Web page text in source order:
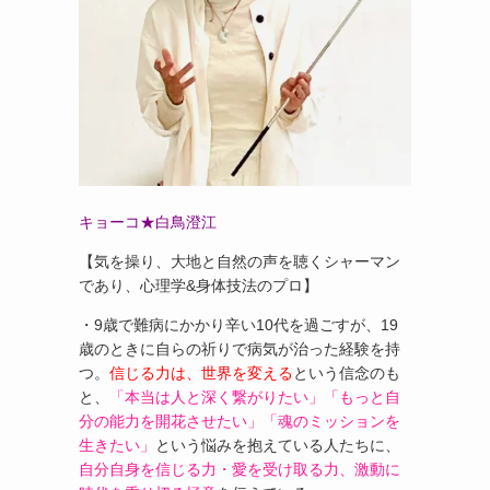
キョーコ★白鳥澄江
【気を操り、大地と自然の声を聴くシャーマン
であり、心理学&身体技法のプロ】
・9歳で難病にかかり辛い10代を過ごすが、19
歳のときに自らの祈りで病気が治った経験を持
つ。 信じる力は、世界を変えるという信念のも
と、
「本当は人と深く繋がりたい」「もっと自
分の能力を開花させたい」「魂のミッションを
生きたい」
という悩みを抱えている人たちに、
自分自身を信じる力・愛を受け取る力、激動に